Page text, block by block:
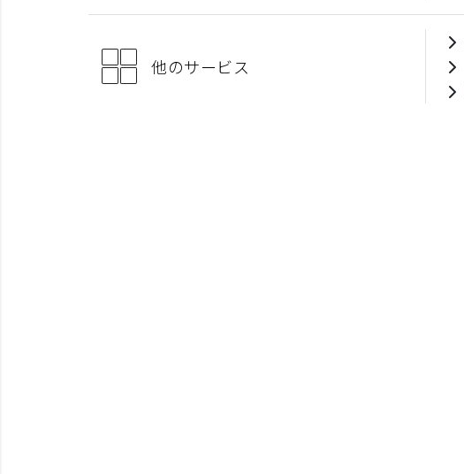
他のサービス